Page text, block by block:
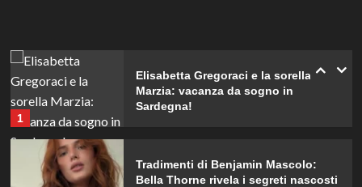
1
Elisabetta Gregoraci e la sorella
Marzia: vacanza da sogno in
Sardegna!
Tradimenti di Benjamin Mascolo:
Bella Thorne rivela i segreti nascosti